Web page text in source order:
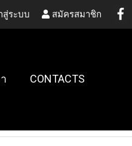
สู่ระบบ สมัครสมาชิก
CONTACTS